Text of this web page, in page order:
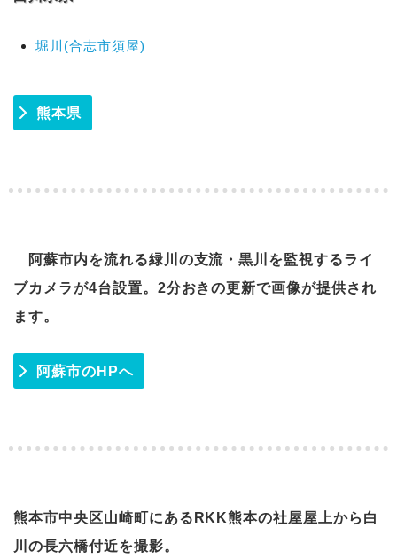
堀川(合志市須屋)
熊本県
阿蘇市内を流れる緑川の支流・黒川を監視するライ
ブカメラが4台設置。2分おきの更新で画像が提供され
ます。
阿蘇市のHPへ
熊本市中央区山崎町にあるRKK熊本の社屋屋上から白
川の長六橋付近を撮影。